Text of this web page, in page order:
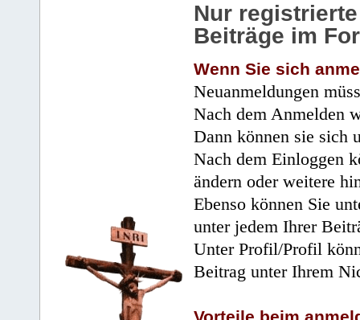
Nur
Beiträge im
Wenn Sie sich
Neuanmeldungen
Nach dem Anmelden
Dann können sie sich
Nach dem Einloggen
ändern oder weitere
Ebenso können Sie
unter jedem Ihrer
Unter Profil/Profil
Beitrag unter Ihrem